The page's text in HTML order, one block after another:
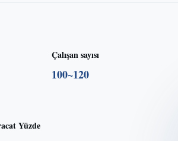
Çalışan sayısı
100~120
Yüzde